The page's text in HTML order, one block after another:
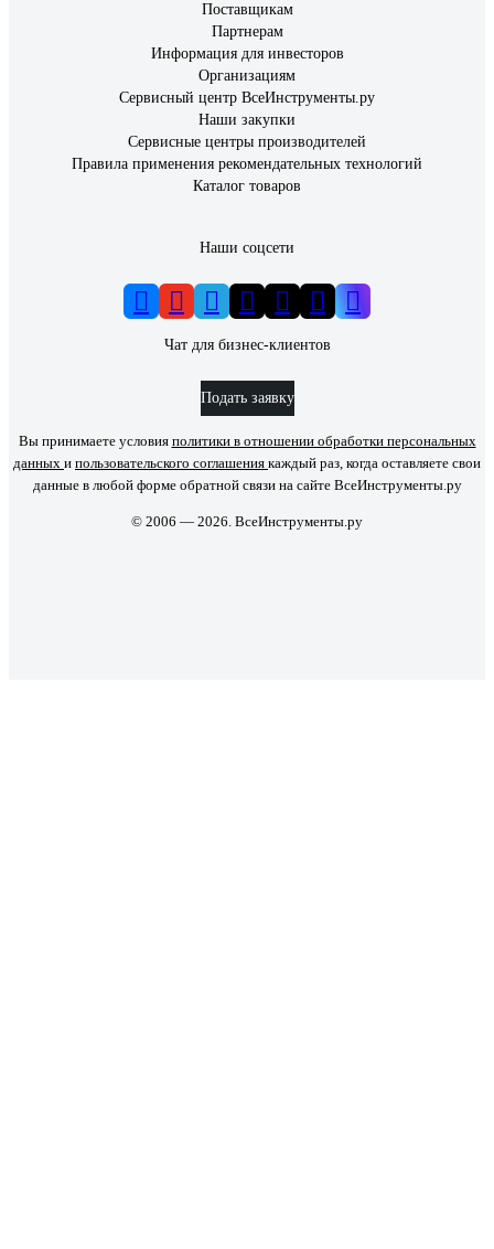
Поставщикам
Партнерам
Информация для инвесторов
Организациям
Сервисный центр ВсеИнструменты.ру
Наши закупки
Сервисные центры производителей
Правила применения рекомендательных технологий
Каталог товаров
Наши соцсети
Чат для бизнес-клиентов
Подать заявку
Вы принимаете условия политики в отношении обработки персональных
данных и пользовательского соглашения каждый раз, когда оставляете свои
данные в любой форме обратной связи на сайте ВсеИнструменты.ру
© 2006 — 2026. ВсеИнструменты.ру